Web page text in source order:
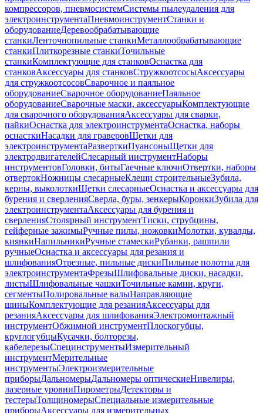
компрессоров, пневмосистемСистемы пылеудаления для
электроинструментаПневмоинструментСтанки и
оборудованиеДеревообрабатывающие
станкиЛенточнопильные станкиМеталлообрабатывающие
станкиПлиткорезные станкиТочильные
станкиКомплектующие для станковОснастка для
станковАксессуары для станковСтружкоотсосыАксессуары
для стружкоотсосовСварочное и паяльное
оборудованиеСварочное оборудованиеПаяльное
оборудованиеСварочные маски, аксессуарыКомплектующие
для сварочного оборудованияАксессуары для сварки,
пайкиОснастка для электроинструментаОснастка, наборы
оснасткиНасадки для граверовЩетки для
электроинструментаРазверткиПуансоныЩетки для
электродвигателейСлесарный инструментНаборы
инструментовГоловки, битыГаечные ключиОтвертки, наборы
отвертокНожницы слесарныеКлещи строительныеЗубила,
керны, выколоткиЩетки слесарныеОснастка и аксессуары для
бурения и сверленияСверла, буры, зенкерыКоронкиЗубила для
электроинструментаАксессуары для бурения и
сверленияСтолярный инструментТиски, струбцины,
гейферные зажимыРучные пилы, ножовкиМолотки, кувалды,
киянкиНапильникиРучные стамескиРубанки, рашпили
ручныеОснастка и аксессуары для резания и
шлифованияОтрезные, пильные дискиПильные полотна для
электроинструментаФрезыШлифовальные диски, насадки,
листыШлифовальные чашкиТочильные камни, круги,
сегментыПолировальные валыНаправляющие
шиныКомплектующие для резанияАксессуары для
резанияАксессуары для шлифованияЭлектромонтажный
инструментОбжимной инструментПлоскогубцы,
круглогубцыКусачки, болторезы,
кабелерезыСпецинструментыИзмерительный
инструментМерительные
инструментыЭлектроизмерительные
приборыДальномерыДальномеры оптическиеНивелиры,
лазерные уровниПирометрыДетекторы и
тестерыТолщиномерыСпециальные измерительные
приборыАксессуары для измерительных